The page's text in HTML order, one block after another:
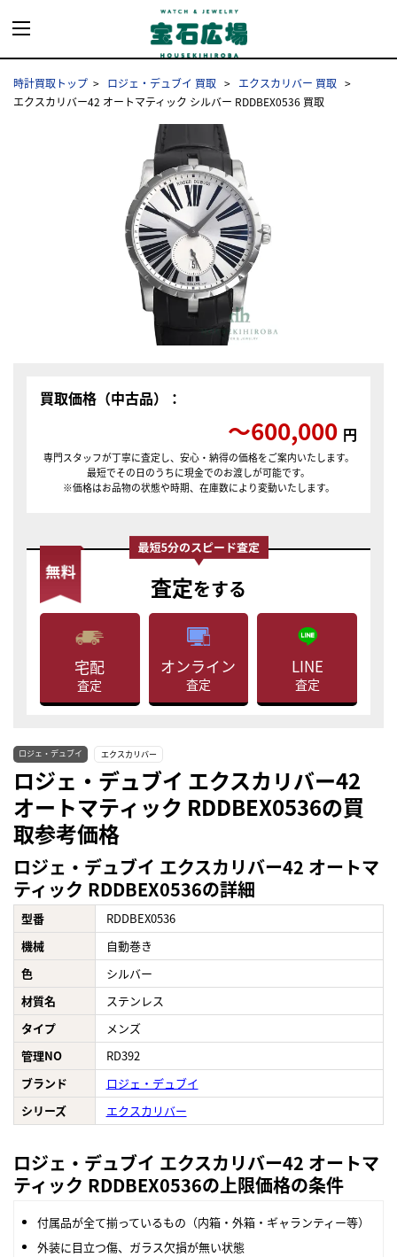
時計買取トップ ロジェ・デュブイ 買取
エクスカリバー 買取
エクスカリバー42 オートマティック シルバー RDDBEX0536 買取
買取価格（中古品）：
〜600,000 円
専門スタッフが丁寧に査定し、安心・納得の価格をご案内いたします。
最短でその日のうちに現金でのお渡しが可能です。
※価格はお品物の状態や時期、在庫数により変動いたします。
査定をする
宅配
査定
オンライン
査定
LINE
査定
ロジェ・デュブイ エクスカリバー
ロジェ・デュブイ エクスカリバー42
オートマティック RDDBEX0536の買
取参考価格
ロジェ・デュブイ エクスカリバー42 オートマ
ティック RDDBEX0536の詳細
型番
RDDBEX0536
機械
自動巻き
色
シルバー
材質名
ステンレス
タイプ
メンズ
管理NO
RD392
ブランド
ロジェ・デュブイ
シリーズ
エクスカリバー
ロジェ・デュブイ エクスカリバー42 オートマ
ティック RDDBEX0536の上限価格の条件
付属品が全て揃っているもの（内箱・外箱・ギャランティー等）
外装に目立つ傷、ガラス欠損が無い状態